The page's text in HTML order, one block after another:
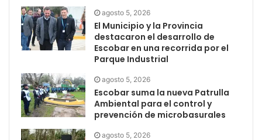
agosto 5, 2026
El Municipio y la Provincia
destacaron el desarrollo de
Escobar en una recorrida por el
Parque Industrial
agosto 5, 2026
Escobar suma la nueva Patrulla
Ambiental para el control y
prevención de microbasurales
agosto 5, 2026